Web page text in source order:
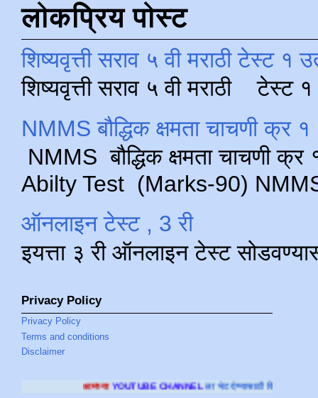
लोकप्रिय पोस्ट
शिष्यवृत्ती सराव ५ वी मराठी टेस्ट १
शिष्यवृत्ती सराव ५ वी मराठी टेस्ट
NMMS बौद्धिक क्षमता चाचणी क्र
NMMS बौद्धिक क्षमता चाचणी
Abilty Test (Marks-90) NMMS
ऑनलाइन टेस्ट , 3 री
इयत्ता ३ री ऑनलाइन टेस्ट
Privacy Policy
Privacy Policy
Terms and conditions
Disclaimer
YOUTUBE CHANNELला भेट देण्यासाठी क्लिक करा.